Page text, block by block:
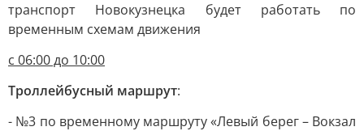
транспорт Новокузнецка будет работать по
временным схемам движения
с 06:00 до 10:00
Троллейбусный маршрут:
- №3 по временному маршруту «Левый берег – Вокзал